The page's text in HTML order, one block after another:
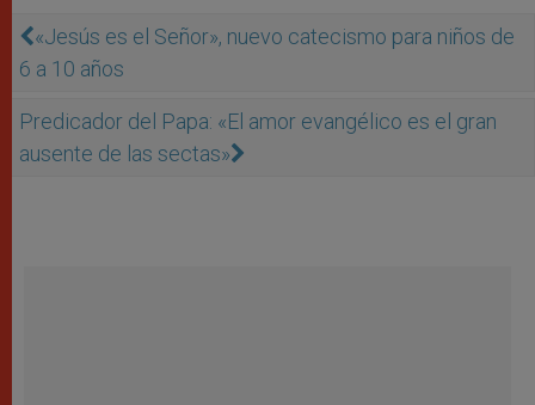
«Jesús es el Señor», nuevo catecismo para niños de
6 a 10 años
Predicador del Papa: «El amor evangélico es el gran
ausente de las sectas»